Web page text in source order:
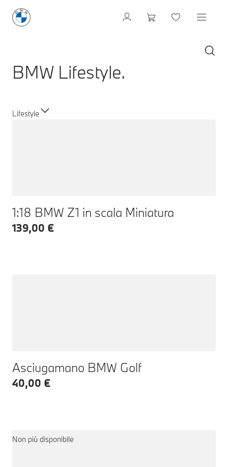
BMW Lifestyle.
Lifestyle
1:18 BMW Z1 in scala Miniatura
139,00 €
Asciugamano BMW Golf
40,00 €
Non più disponibile